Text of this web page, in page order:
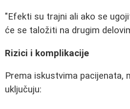
"Efekti su trajni ali ako se
će se taložiti na drugim
Rizici i komplikacije
Prema iskustvima pacijenata,
uključuju: